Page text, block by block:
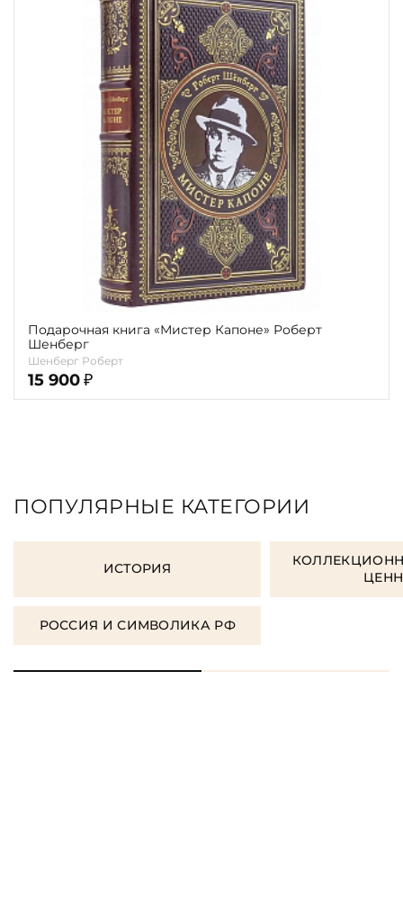
Пол и возраст
Подарочная книга «Мистер Капоне» Роберт
Шенберг
Шенберг Роберт
15 900 ₽
ПОПУЛЯРНЫЕ КАТЕГОРИИ
ИСТОРИЯ
РОССИЯ И СИМВОЛИКА РФ